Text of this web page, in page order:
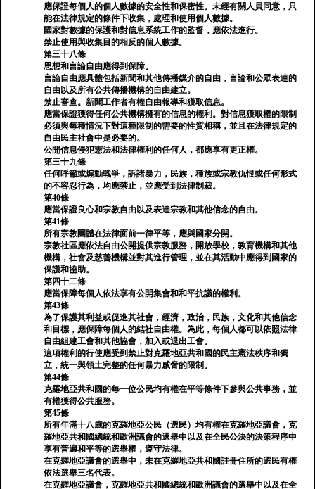
應保證每個人的個人數據的安全性和保密性。未經有關人員同意，只
能在法律規定的條件下收集，處理和使用個人數據。
國家對數據的保護和對信息系統工作的監督，應依法進行。
禁止使用與收集目的相反的個人數據。
第三十八條
思想和言論自由應得到保障。
言論自由應具體包括新聞和其他傳播媒介的自由，言論和公眾表達的
自由以及所有公共傳播機構的自由建立。
禁止審查。新聞工作者有權自由報導和獲取信息。
應當保證獲得任何公共機構擁有的信息的權利。對信息獲取權的限制
必須與每種情況下對這種限制的需要的性質相稱，並且在法律規定的
自由民主社會中是必要的。
公開信息侵犯憲法和法律權利的任何人，都應享有更正權。
第三十九條
任何呼籲或煽動戰爭，訴諸暴力，民族，種族或宗教仇恨或任何形式
的不容忍行為，均應禁止，並應受到法律制裁。
第40條
應當保證良心和宗教自由以及表達宗教和其他信念的自由。
第41條
所有宗教團體在法律面前一律平等，應與國家分開。
宗教社區應依法自由公開提供宗教服務，開放學校，教育機構和其他
機構，社會及慈善機構並對其進行管理，並在其活動中應得到國家的
保護和協助。
第四十二條
應當保障每個人依法享有公開集會和和平抗議的權利。
第43條
為了保護其利益或促進其社會，經濟，政治，民族，文化和其他信念
和目標，應保障每個人的結社自由權。為此，每個人都可以依照法律
自由組建工會和其他協會，加入或退出工會。
這項權利的行使應受到禁止對克羅地亞共和國的民主憲法秩序和獨
立，統一與領土完整的任何暴力威脅的限制。
第44條
克羅地亞共和國的每一位公民均有權在平等條件下參與公共事務，並
有權獲得公共服務。
第45條
所有年滿十八歲的克羅地亞公民（選民）均有權在克羅地亞議會，克
羅地亞共和國總統和歐洲議會的選舉中以及在全民公決的決策程序中
享有普遍和平等的選舉權，遵守法律。
在克羅地亞議會的選舉中，未在克羅地亞共和國註冊住所的選民有權
依法選舉三名代表。
在克羅地亞議會，克羅地亞共和國總統和歐洲議會的選舉中以及在全